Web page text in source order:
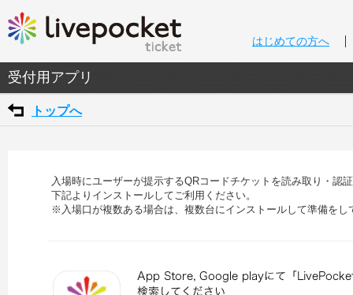
はじめての方へ
受付用アプリ
トップへ
入場時にユーザーが提示するQRコードチケットを読み取り・認
下記よりインストールしてご利用ください。
※入場口が複数ある場合は、複数台にインストールして準備をし